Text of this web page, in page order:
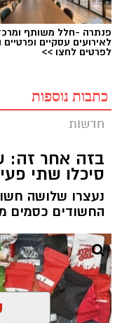
פנתרה -חלל משותף
לאירועים עסקיים ופרטיים
לפרטים לחצו >>
כתבות נוספות
חדשות
בזה אחר זה:
סיכלו שתי
החשודים כסמים